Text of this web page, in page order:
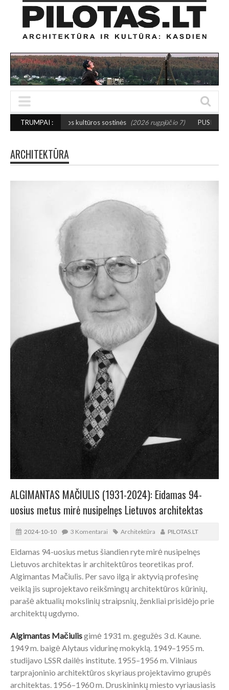
TRUMPAI :
kultūros sostinės (2026 rugpjūčio 7) PUSIAUSVYROS AKTAS
ARCHITEKTŪRA
ALGIMANTAS MAČIULIS (1931-2024): Eidamas 94-
uosius metus mirė nusipelnęs Lietuvos architektas
2024-10-10 3 Komentarai Architektūra PILOTAS.LT
Eidamas 94-uosius metus šiandien ryte mirė nusipelnęs
Lietuvos architektas ir architektūros teoretikas prof.
Algimantas Mačiulis. Per savo ilgą ir aktyvią profesinę
veiklą jis suprojektavo reikšmingų architektūros kūrinių,
parašė aktualių mokslinių straipsnių, ženkliai prisidėjo prie
architektų ugdymo.
Algimantas Mačiulisgimė 1931 m. gegužės 3 d. Kaune.
1949 m. baigė Alytaus vidurinę mokyklą. 1949–1955 m.
studijavo LSSR dailės institute. 1955–1956 m. Vilniaus
tarprajoninio architektūros skyriaus projektavimo grupės
architektas. 1956–1960 m. Druskininkų miesto vyriausiasis